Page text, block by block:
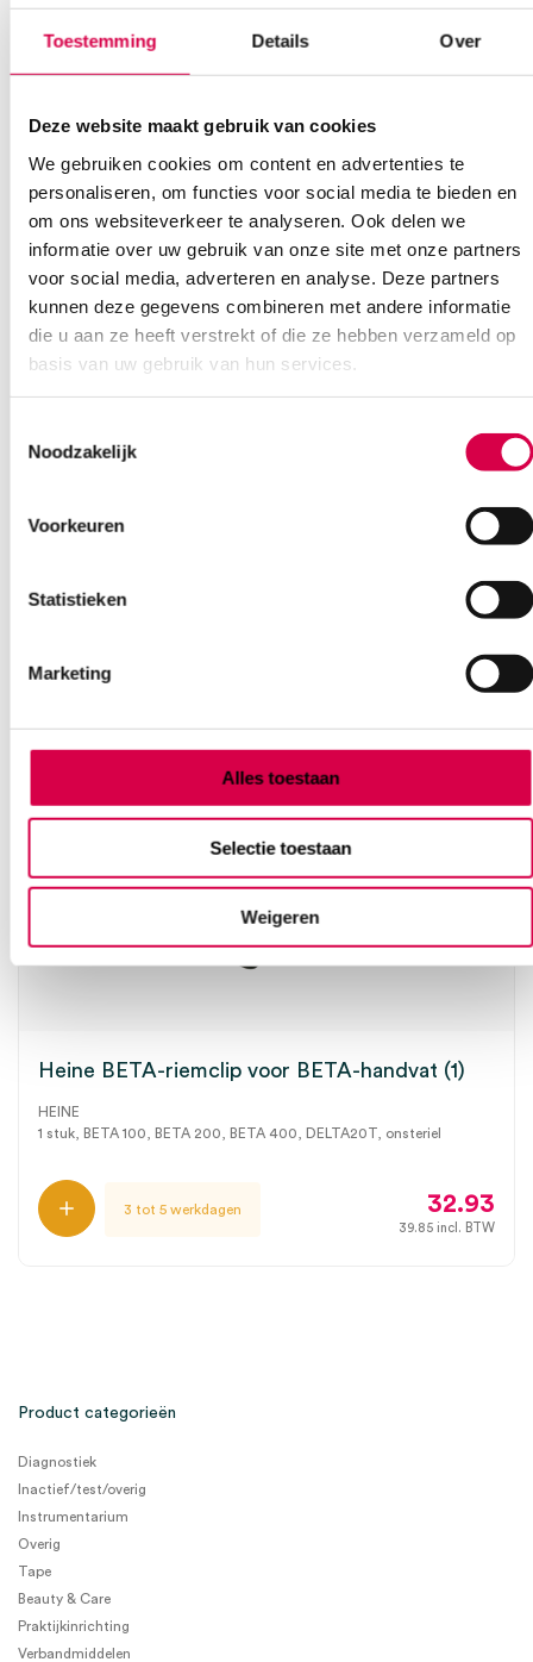
Toestemming Details Over
Deze website maakt gebruik van cookies
We gebruiken cookies om content en advertenties te
personaliseren, om functies voor social media te bieden en
om ons websiteverkeer te analyseren. Ook delen we
informatie over uw gebruik van onze site met onze partners
voor social media, adverteren en analyse. Deze partners
kunnen deze gegevens combineren met andere informatie
die u aan ze heeft verstrekt of die ze hebben verzameld op
basis van uw gebruik van hun services.
Noodzakelijk
Voorkeuren
Statistieken
Marketing
Alles toestaan
Selectie toestaan
Weigeren
Klantenservice
Heb je een vraag?
Anca helpt je!
Vind je antwoord snel en makkelijk op onze klantenservice pagina.
Of contacteer ons via een van de onderstaande opties.
Onze klantenservice is bereikbaar van maandag t/m vrijdag van
08:30 tot 17:00
Ook interessant
Heine BETA-riemclip voor BETA-handvat (1)
HEINE
1 stuk, BETA 100, BETA 200, BETA 400, DELTA20T, onsteriel
3 tot 5 werkdagen 32.93
39.85 incl. BTW
Product categorieën
Diagnostiek
Inactief/test/overig
Instrumentarium
Overig
Tape
Beauty & Care
Praktijkinrichting
Verbandmiddelen